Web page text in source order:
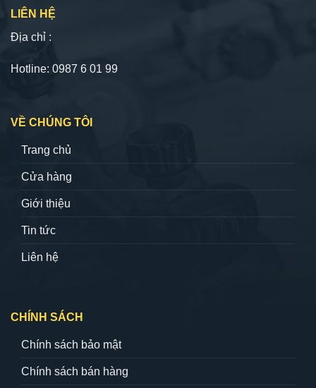
LIÊN HỆ
Địa chỉ :
Hotline: 0987 6 01 99
VỀ CHÚNG TÔI
Trang chủ
Cửa hàng
Giới thiệu
Tin tức
Liên hệ
CHÍNH SÁCH
Chính sách bảo mật
Chính sách bán hàng